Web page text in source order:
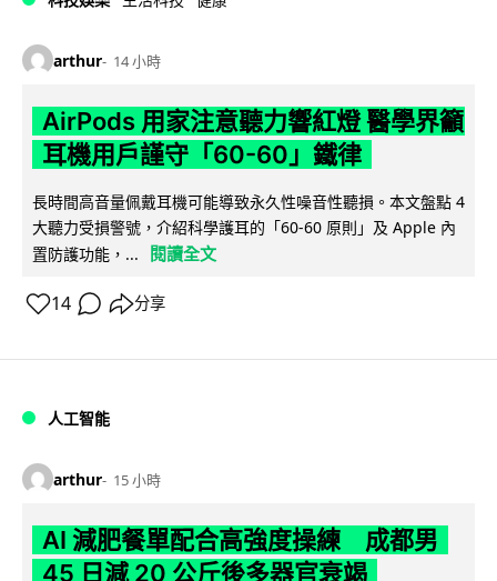
arthur 14 小時
AirPods 用家注意聽力響紅燈 醫學界籲
耳機用戶謹守「60-60」鐵律
長時間高音量佩戴耳機可能導致永久性噪音性聽損。本文盤點 4
大聽力受損警號，介紹科學護耳的「60-60 原則」及 Apple 內
置防護功能，...
閱讀全文
14 分享
人工智能
arthur 15 小時
AI 減肥餐單配合高強度操練 成都男
45 日減 20 公斤後多器官衰竭